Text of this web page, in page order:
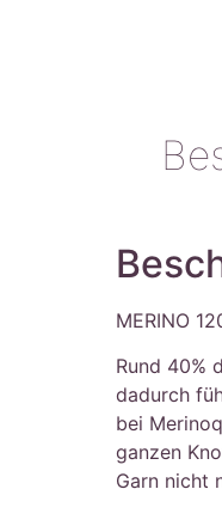
MERINO
Rund 40%
dadurch
bei
ganzen
Garn nicht